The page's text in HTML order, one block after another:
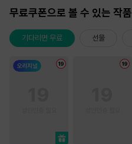
무료쿠폰으로 볼 수 있는 작품
기다리면 무료 선물